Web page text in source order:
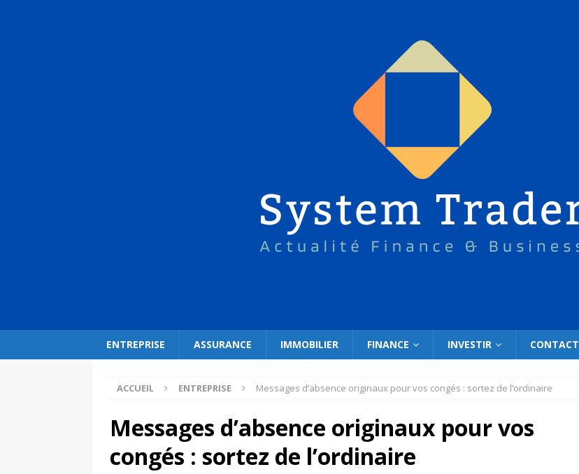
ENTREPRISE ASSURANCE IMMOBILIER FINANCE INVESTIR CONTACT
ACCUEIL ENTREPRISE Messages d’absence originaux pour vos congés : sortez de l’ordinaire
Messages d’absence originaux pour vos
congés : sortez de l’ordinaire